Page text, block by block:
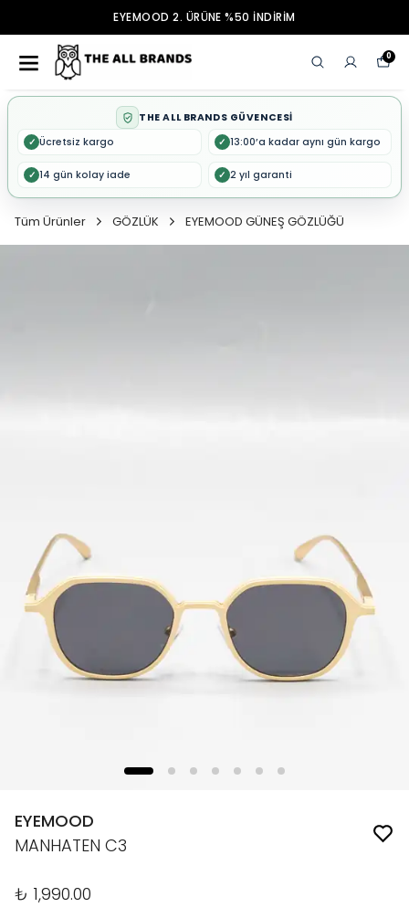
EYEMOOD 2. ÜRÜNE %50 İNDİRİM
0
THE ALL BRANDS GÜVENCESİ
✓ Ücretsiz kargo ✓ 13:00’a kadar aynı gün kargo
✓ 14 gün kolay iade ✓ 2 yıl garanti
Tüm Ürünler GÖZLÜK EYEMOOD GÜNEŞ GÖZLÜĞÜ
EYEMOOD
MANHATEN C3
₺ 1,990.00